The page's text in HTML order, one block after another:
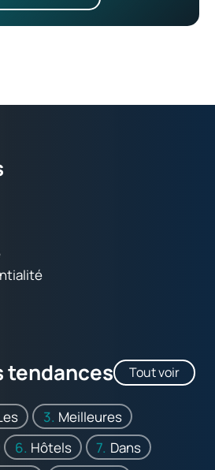
tendances Tout voir
Meilleures
Hôtels
Dans